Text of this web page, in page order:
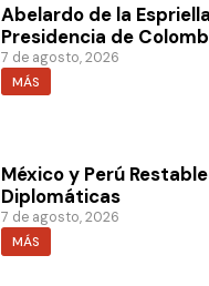
Abelardo de la
Presidencia de
7 de agosto, 2026
MÁS
México y Perú
Diplomáticas
7 de agosto, 2026
MÁS